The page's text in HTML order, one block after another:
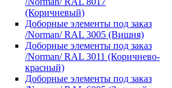
(Коричневый)
Доборные элементы под заказ
/Norman/ RAL 3005 (Вишня)
Доборные элементы под заказ
/Norman/ RAL 3011 (Коричнево-
красный)
Доборные элементы под заказ